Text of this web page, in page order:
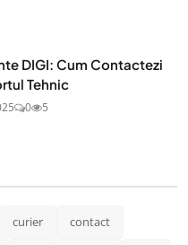
DIGI: Cum Contactezi
Tehnic
0 5
curier contact